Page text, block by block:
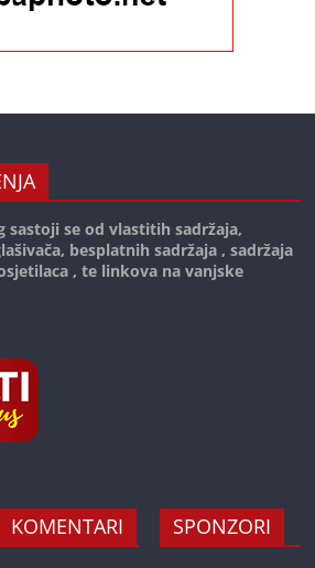
sastoji se od vlastitih sadržaja,
besplatnih sadržaja , sadržaja
, te linkova na vanjske
KOMENTARI SPONZORI